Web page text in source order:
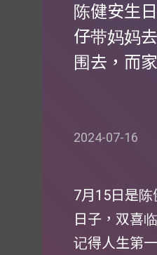
陈健安生
仔带妈妈
围去，而
2024-07-16
7月15日是
日子，双喜
记得人生第